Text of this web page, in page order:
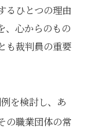
るひとつの理由
、心からのもの
も裁判員の重要
を検討し、あ
の職業団体の常